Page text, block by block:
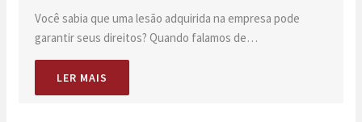
Você sabia que uma lesão adquirida na empresa pode
garantir seus direitos? Quando falamos de…
LER MAIS